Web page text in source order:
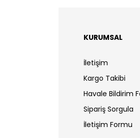
KURUMSAL
İletişim
Kargo Takibi
Havale Bildirim
Sipariş Sorgula
İletişim Formu